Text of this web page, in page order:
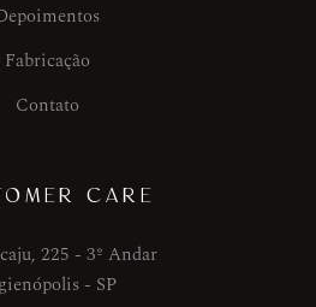
Fabricação
Contato
CARE
225 - 3º Andar
- SP